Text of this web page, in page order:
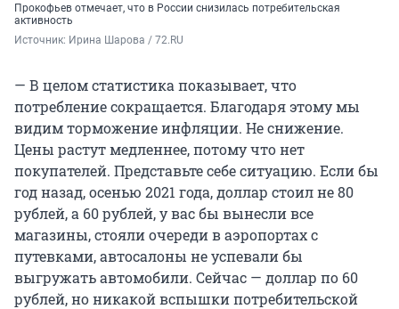
Прокофьев отмечает, что в России снизилась потребительская
активность
Источник: Ирина Шарова / 72.RU
— В целом статистика показывает, что
потребление сокращается. Благодаря этому мы
видим торможение инфляции. Не снижение.
Цены растут медленнее, потому что нет
покупателей. Представьте себе ситуацию. Если бы
год назад, осенью 2021 года, доллар стоил не 80
рублей, а 60 рублей, у вас бы вынесли все
магазины, стояли очереди в аэропортах с
путевками, автосалоны не успевали бы
выгружать автомобили. Сейчас — доллар по 60
рублей, но никакой вспышки потребительской